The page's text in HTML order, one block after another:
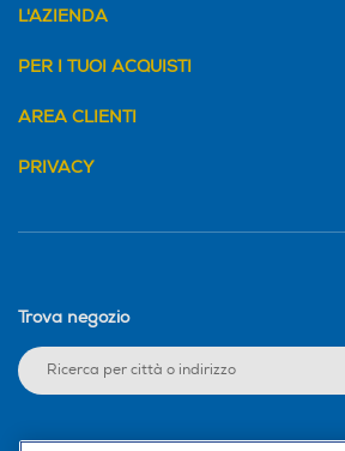
L'AZIENDA
PER I TUOI ACQUISTI
AREA CLIENTI
PRIVACY
Trova negozio